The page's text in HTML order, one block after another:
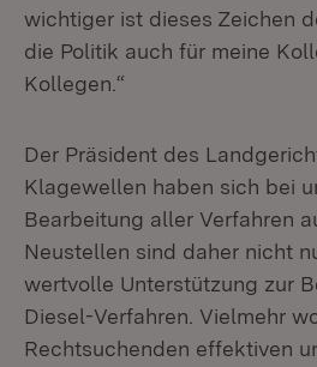
wichtiger ist dieses Zeichen
die Politik auch für meine
Kollegen.“
Der Präsident des
Klagewellen haben sich bei
Bearbeitung aller Verfahren
Neustellen sind daher nicht
wertvolle Unterstützung zur
Diesel-Verfahren. Vielmehr
Rechtsuchenden effektiven